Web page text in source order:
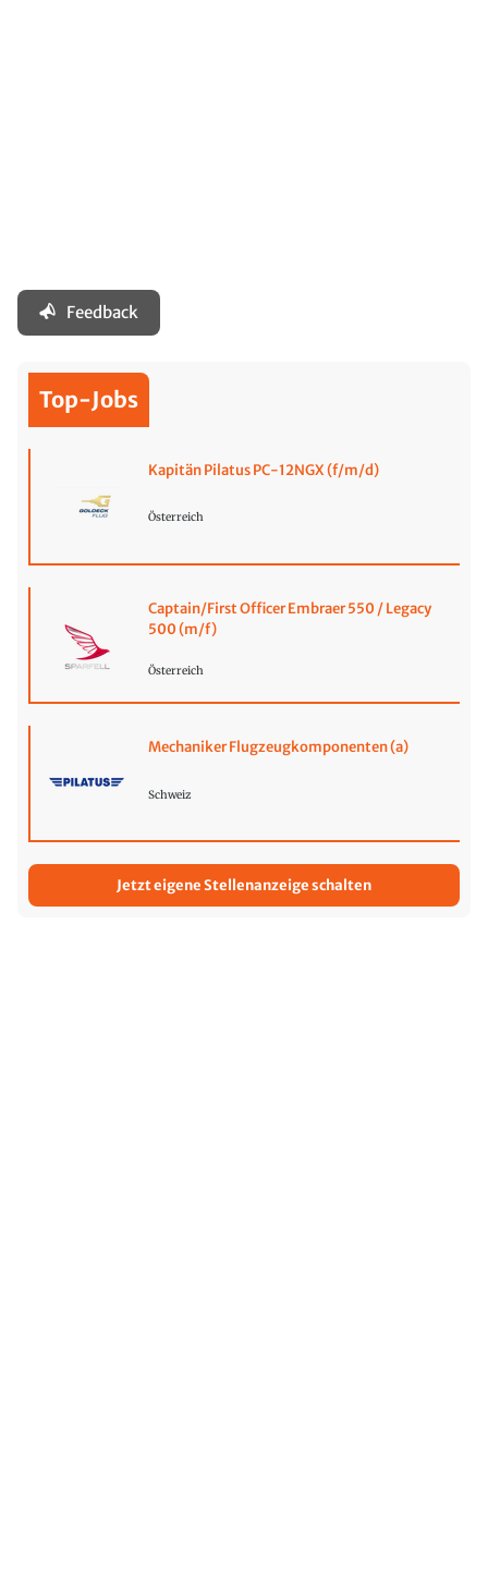
Feedback
Top-Jobs
Kapitän Pilatus PC-12NGX (f/m/d)
Österreich
Captain/First Officer Embraer 550 / Legacy
500 (m/f)
Österreich
Mechaniker Flugzeugkomponenten (a)
Schweiz
Jetzt eigene Stellenanzeige schalten